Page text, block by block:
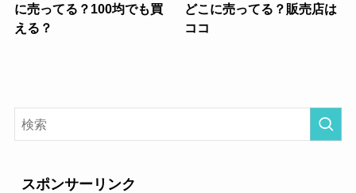
に売ってる？100均でも買
える？
どこに売ってる？販売店は
ココ
スポンサーリンク